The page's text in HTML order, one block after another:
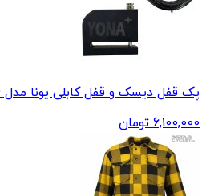
پک قفل دیسک و قفل کابلی یونا مدل COMBO
6,100,000 تومان